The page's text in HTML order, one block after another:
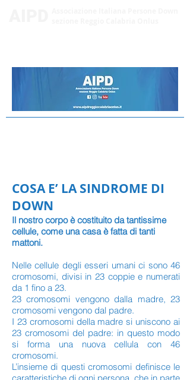
COSA E’ LA SINDROME DI
DOWN
Il nostro corpo è costituito da tantissime
cellule, come una casa è fatta di tanti
mattoni.
Nelle cellule degli esseri umani ci sono 46
cromosomi, divisi in 23 coppie e numerati
da 1 fino a 23.
23 cromosomi vengono dalla madre, 23
cromosomi vengono dal padre.
I 23 cromosomi della madre si uniscono ai
23 cromosomi del padre: in questo modo
si forma una nuova cellula con 46
cromosomi.
L’insieme di questi cromosomi definisce le